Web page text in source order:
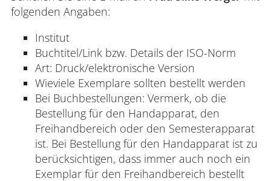
folgenden Angaben:
Institut
Buchtitel/Link bzw. Details der ISO-Norm
Art: Druck/elektronische Version
Wieviele Exemplare sollten bestellt werden
Bei Buchbestellungen: Vermerk, ob die
Bestellung für den Handapparat, den
Freihandbereich oder den Semesterapparat
ist. Bei Bestellung für den Handapparat ist zu
berücksichtigen, dass immer auch noch ein
Exemplar für den Freihandbereich bestellt